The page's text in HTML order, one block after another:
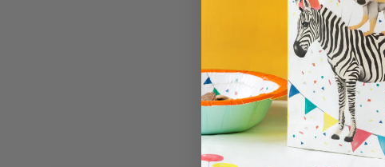
Ignorer la galerie de produits